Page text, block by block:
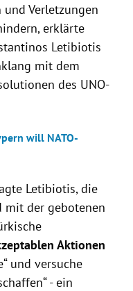
Verletzungen
erklärte
Letibiotis
mit dem
des UNO-
will NATO-
Letibiotis, die
mit der gebotenen
Aktionen
und versuche
- ein